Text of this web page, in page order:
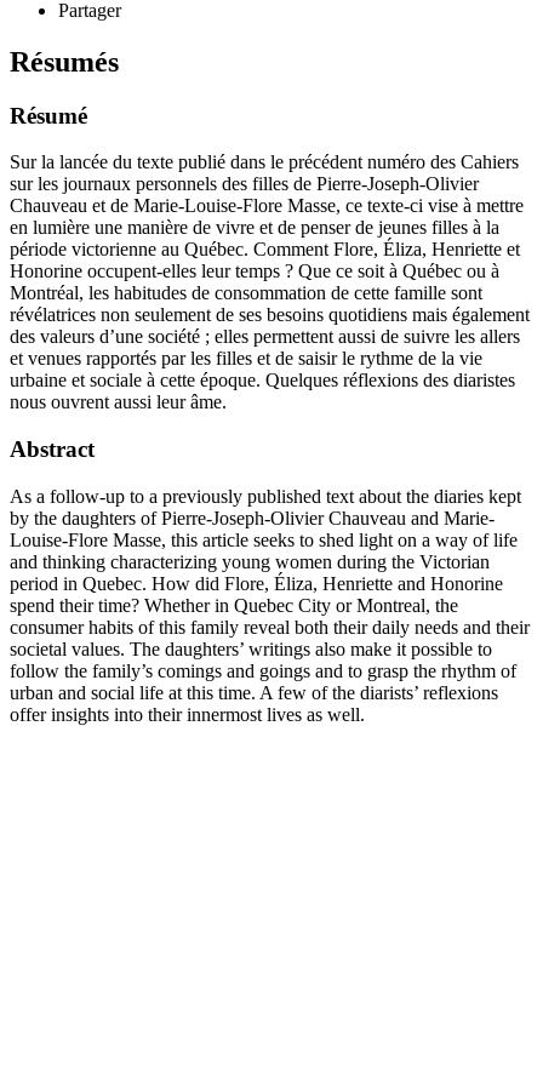
Partager
Résumés
Résumé
Sur la lancée du texte publié dans le précédent numéro des Cahiers
sur les journaux personnels des filles de Pierre-Joseph-Olivier
Chauveau et de Marie-Louise-Flore Masse, ce texte-ci vise à mettre
en lumière une manière de vivre et de penser de jeunes filles à la
période victorienne au Québec. Comment Flore, Éliza, Henriette et
Honorine occupent-elles leur temps ? Que ce soit à Québec ou à
Montréal, les habitudes de consommation de cette famille sont
révélatrices non seulement de ses besoins quotidiens mais également
des valeurs d’une société ; elles permettent aussi de suivre les allers
et venues rapportés par les filles et de saisir le rythme de la vie
urbaine et sociale à cette époque. Quelques réflexions des diaristes
nous ouvrent aussi leur âme.
Abstract
As a follow-up to a previously published text about the diaries kept
by the daughters of Pierre-Joseph-Olivier Chauveau and Marie-
Louise-Flore Masse, this article seeks to shed light on a way of life
and thinking characterizing young women during the Victorian
period in Quebec. How did Flore, Éliza, Henriette and Honorine
spend their time? Whether in Quebec City or Montreal, the
consumer habits of this family reveal both their daily needs and their
societal values. The daughters’ writings also make it possible to
follow the family’s comings and goings and to grasp the rhythm of
urban and social life at this time. A few of the diarists’ reflexions
offer insights into their innermost lives as well.